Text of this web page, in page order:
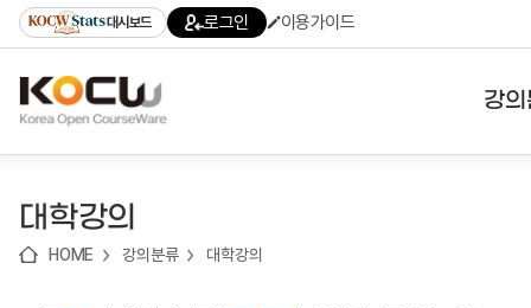
기
기
기
content)
가
대시보드 로그인 이용가이드
강
대학강의
HOME 강의분류 대학강의